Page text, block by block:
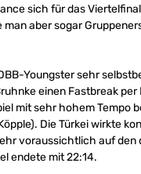
sich für das
aber sogar
Youngster sehr
einen Fastbreak per
mit sehr hohem
Die Türkei wirkte
voraussichtlich auf
endete mit 22:14.